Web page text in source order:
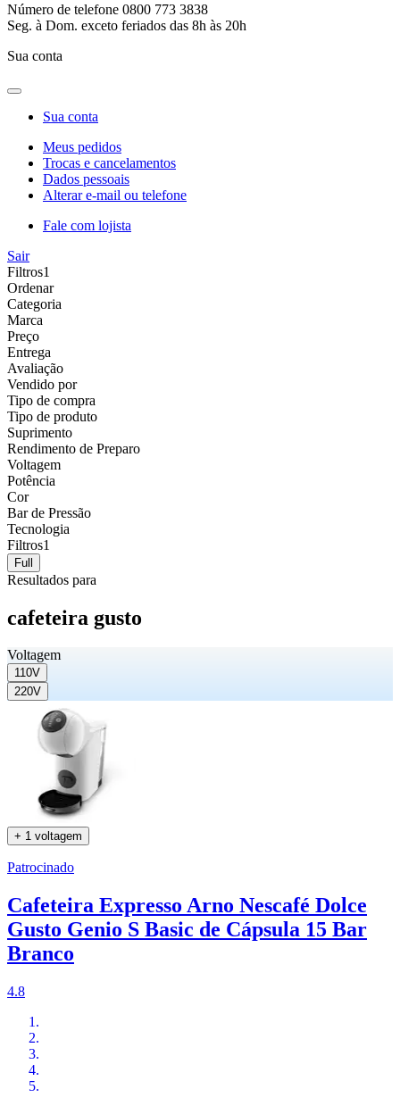
Número de telefone 0800 773 3838
Seg. à Dom. exceto feriados das 8h às 20h
Sua conta
Sua conta
Meus pedidos
Trocas e cancelamentos
Dados pessoais
Alterar e-mail ou telefone
Fale com lojista
Sair
Filtros1
Ordenar
Categoria
Marca
Preço
Entrega
Avaliação
Vendido por
Tipo de compra
Tipo de produto
Suprimento
Rendimento de Preparo
Voltagem
Potência
Cor
Bar de Pressão
Tecnologia
Filtros1
Full
Resultados para
cafeteira gusto
Voltagem
110V
220V
+ 1 voltagem
Patrocinado
Cafeteira Expresso Arno Nescafé Dolce
Gusto Genio S Basic de Cápsula 15 Bar
Branco
4.8